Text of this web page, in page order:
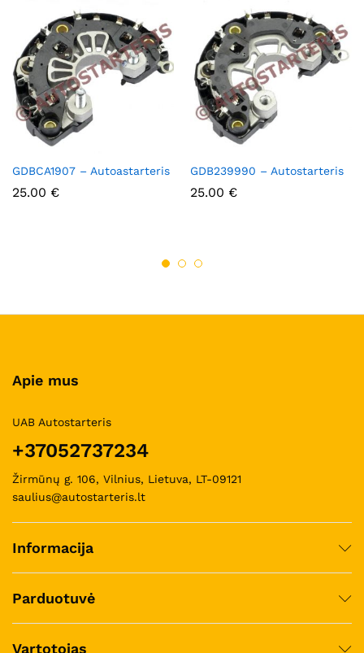
GDBCA1907 – Autoastarteris
25.00 €
GDB239990 – Autostarteris
25.00 €
Apie mus
UAB Autostarteris
+37052737234
Žirmūnų g. 106, Vilnius, Lietuva, LT-09121
saulius@autostarteris.lt
Informacija
Parduotuvė
Vartotojas